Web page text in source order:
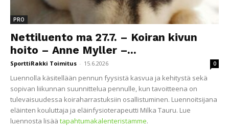
PRO
Nettiluento ma 27.7. – Koiran kivun
hoito – Anne Myller –...
SporttiRakki Toimitus - 15.6.2026 0
Luennolla käsitellään pennun fyysistä kasvua ja kehitystä sekä
sopivan liikunnan suunnittelua pennulle, kun tavoitteena on
tulevaisuudessa koiraharrastuksiin osallistuminen. Luennoitsijana
eläinten kouluttaja ja eläinfysioterapeutti Milka Tauru. Lue
luennosta lisää tapahtumakalenteristamme.